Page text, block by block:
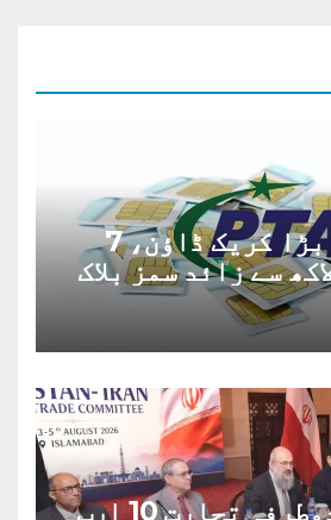
پی ٹی اے کا بڑا کریک ڈاؤن، 7
پاک ایران دوطرفہ تجارت 10 ارب